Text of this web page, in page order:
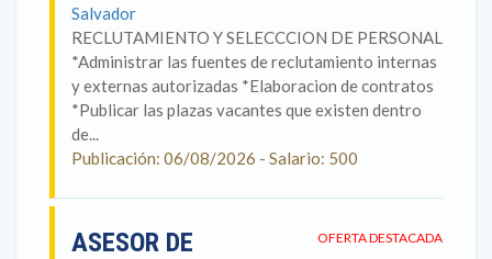
Salvador
RECLUTAMIENTO Y SELECCCION DE PERSONAL
*Administrar las fuentes de reclutamiento internas
y externas autorizadas *Elaboracion de contratos
*Publicar las plazas vacantes que existen dentro
de...
Publicación: 06/08/2026 - Salario: 500
OFERTA DESTACADA
ASESOR DE